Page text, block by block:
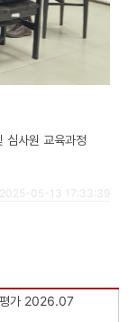
사원 교육과정
05-13 17:33:39
평가 2026.07